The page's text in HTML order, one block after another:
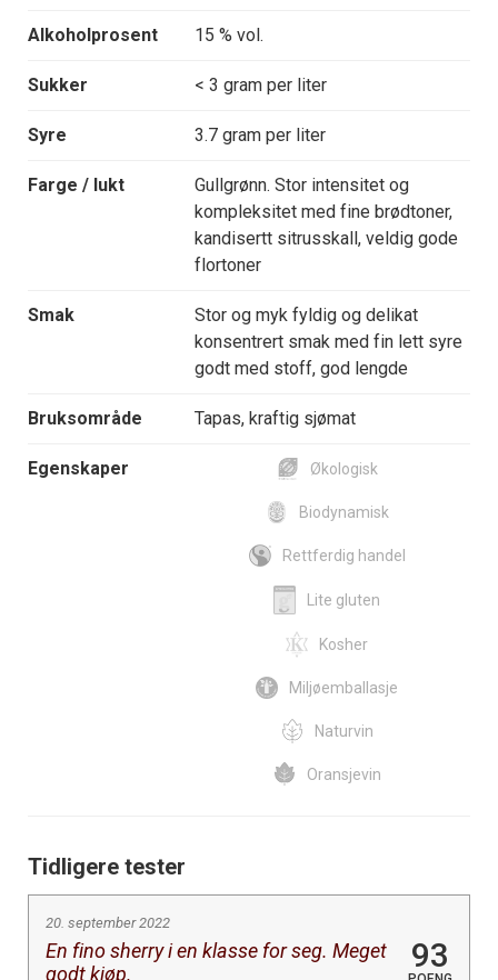
Alkoholprosent 15 % vol.
Sukker < 3 gram per liter
Syre 3.7 gram per liter
Farge / lukt
Gullgrønn. Stor intensitet og
kompleksitet med fine brødtoner,
kandisertt sitrusskall, veldig gode
flortoner
Smak
Stor og myk fyldig og delikat
konsentrert smak med fin lett syre
godt med stoff, god lengde
Bruksområde Tapas, kraftig sjømat
Egenskaper Økologisk
Biodynamisk
Rettferdig handel
Lite gluten
Kosher
Miljøemballasje
Naturvin
Oransjevin
Tidligere tester
20. september 2022
En fino sherry i en klasse for seg. Meget
godt kjøp.
93